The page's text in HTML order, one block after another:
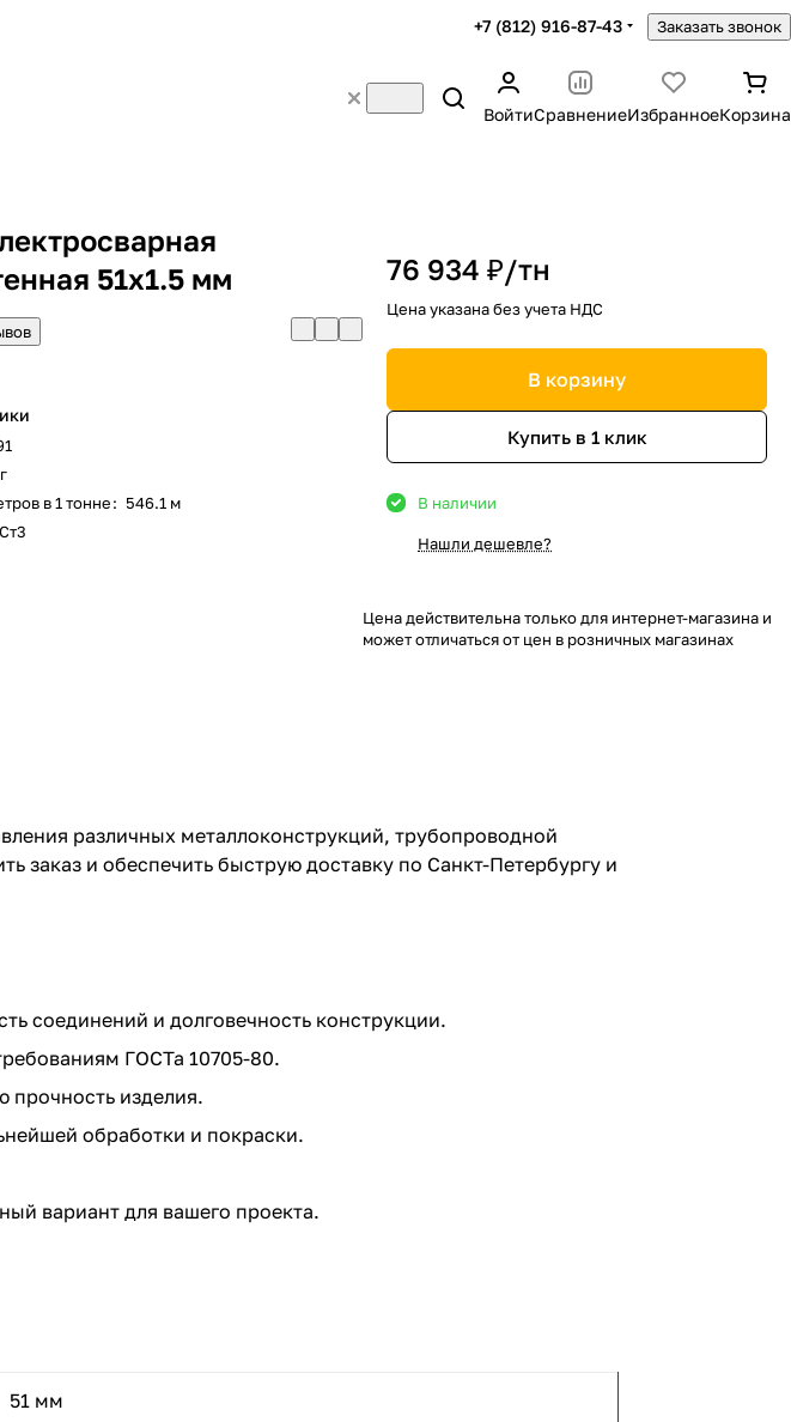
+7 (812) 916-87-43 Заказать звонок
ВойтиСравнениеИзбранноеКорзина
51х1.5 мм
в 1 тонне: 546.1 м
Ст3
76 934 ₽/тн
Цена указана без учета НДС
В корзину
Купить в 1 клик
В наличии
Нашли дешевле?
Цена действительна только для интернет-магазина и
может отличаться от цен в розничных магазинах
различных металлоконструкций, трубопроводной
и обеспечить быструю доставку по Санкт-Петербургу и
соединений и долговечность конструкции.
ГОСТа 10705-80.
прочность изделия.
обработки и покраски.
вариант для вашего проекта.
51 мм